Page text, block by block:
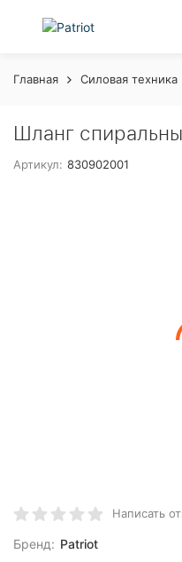
Главная Силовая техника
Шланг
Артикул: 830902001
Написать
Бренд: Patriot